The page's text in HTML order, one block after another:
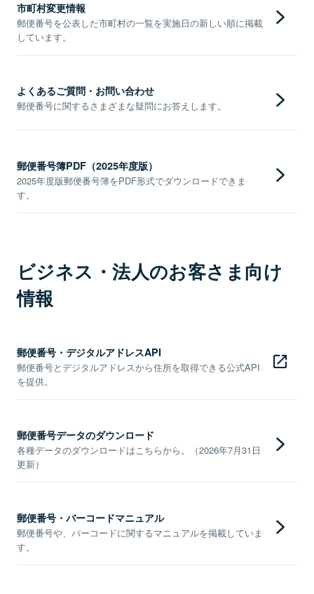
市町村変更情報
郵便番号を公表した市町村の一覧を実施日の新しい順に掲載
しています。
よくあるご質問・お問い合わせ
郵便番号に関するさまざまな疑問にお答えします。
郵便番号簿PDF（2025年度版）
2025年度版郵便番号簿をPDF形式でダウンロードできま
す。
ビジネス・法人のお客さま向け
情報
郵便番号・デジタルアドレスAPI
郵便番号とデジタルアドレスから住所を取得できる公式API
を提供。
郵便番号データのダウンロード
各種データのダウンロードはこちらから。（2026年7月31日
更新）
郵便番号・バーコードマニュアル
郵便番号や、バーコードに関するマニュアルを掲載していま
す。